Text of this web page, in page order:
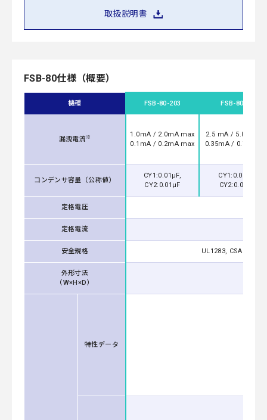
取扱説明書
FSB-80仕様（概要）
機種 FSB-80-203 FSB-80-693
漏洩電流 ※
1.0mA / 2.0mA max
0.1mA / 0.2mA max
2.5 mA / 5.0mA
0.35mA / 0.7mA
コンデンサ容量（公称値）
CY1:0.01μF,
CY2:0.01μF
CY1:0.022μF,
CY2:0.047μF
定格電圧
定格電流
安全規格 UL1283, CSA C22.2
外形寸法
（W×H×D）
特性データ